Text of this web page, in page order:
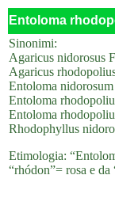
Entoloma
Sinonimi:
Agaricus nidorosus
Agaricus
Entoloma
Entoloma
Entoloma
Rhodophyllus
Etimologia:
“rhódon”= rosa e